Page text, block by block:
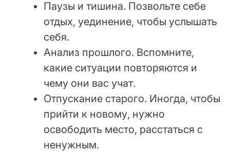
Паузы и тишина. Позвольте себе
отдых, уединение, чтобы услышать
себя.
Анализ прошлого. Вспомните,
какие ситуации повторяются и
чему они вас учат.
Отпускание старого. Иногда, чтобы
прийти к новому, нужно
освободить место, расстаться с
ненужным.